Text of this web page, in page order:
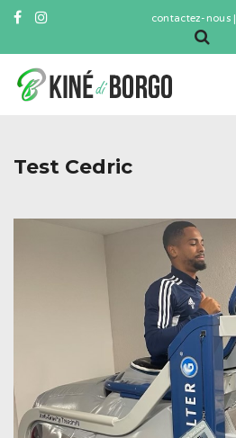
contactez-nous|
Test Cedric